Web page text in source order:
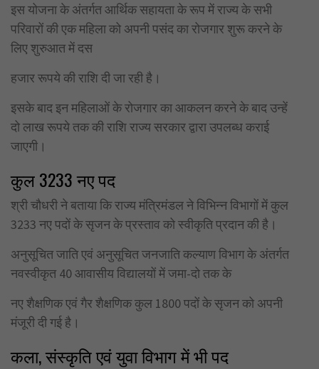
इस योजना के अंतर्गत आर्थिक सहायता के रूप में राज्य के सभी
परिवारों की एक महिला को अपनी पसंद का रोजगार शुरू करने के
लिए शुरुआत में दस
हजार रूपये की राशि दी जा रही है।
इसके बाद इन महिलाओं के रोजगार का आकलन करने के बाद उन्हें
दो लाख रूपये तक की राशि राज्य सरकार द्वारा उपलब्ध कराई
जाएगी।
कुल 3233 नए पद
श्री चौधरी ने बताया कि राज्य मंत्रिमंडल ने विभिन्न विभागों में कुल
3233 नए पदों के सृजन के प्रस्ताव को स्वीकृति प्रदान की है।
अनुसूचित जाति एवं अनुसूचित जनजाति कल्याण विभाग के अंतर्गत
नवस्वीकृत 40 आवासीय विद्यालयों में जमा-दो तक के
नए शैक्षणिक एवं गैर शैक्षणिक कुल 1800 पदों के सृजन को अपनी
मंजूरी दी गई है।
कला, संस्कृति एवं युवा विभाग में भी पद